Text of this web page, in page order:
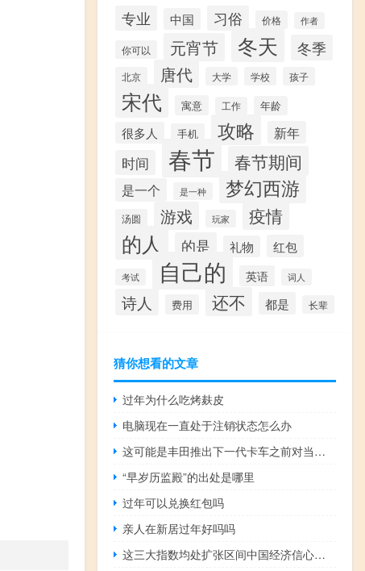
专业 中国 习俗 价格 作者
你可以 元宵节 冬天 冬季
北京 唐代 大学 学校 孩子
宋代 寓意 工作 年龄
很多人 手机 攻略 新年
时间 春节 春节期间
是一个 是一种 梦幻西游
汤圆 游戏 玩家 疫情
的人 的是 礼物 红包
考试 自己的 英语 词人
诗人 费用 还不 都是 长辈
猜你想看的文章
过年为什么吃烤麸皮
电脑现在一直处于注销状态怎么办
这可能是丰田推出下一代卡车之前对当前苔原的最后一次测试
“早岁历监殿”的出处是哪里
过年可以兑换红包吗
亲人在新居过年好吗吗
这三大指数均处扩张区间中国经济信心更稳了 | 新京报专栏 到底什么情况嘞